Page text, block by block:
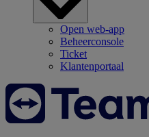
Open web-app
Beheerconsole
Ticket
Klantenportaal